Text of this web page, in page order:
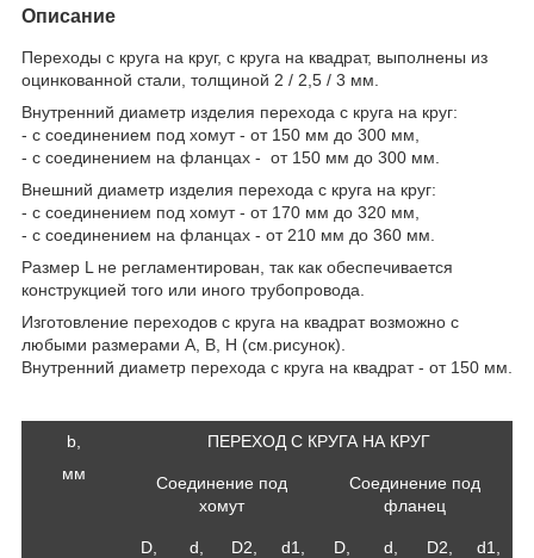
Описание
Переходы с круга на круг, с круга на квадрат, выполнены из
оцинкованной стали, толщиной 2 / 2,5 / 3 мм.
Внутренний диаметр изделия перехода с круга на круг:
- с соединением под хомут - от 150 мм до 300 мм,
- с соединением на фланцах - от 150 мм до 300 мм.
Внешний диаметр изделия перехода с круга на круг:
- с соединением под хомут - от 170 мм до 320 мм,
- с соединением на фланцах - от 210 мм до 360 мм.
Размер L не регламентирован, так как обеспечивается
конструкцией того или иного трубопровода.
Изготовление переходов с круга на квадрат возможно с
любыми размерами А, В, Н (см.рисунок).
Внутренний диаметр перехода с круга на квадрат - от 150 мм.
b,
мм
ПЕРЕХОД С КРУГА НА КРУГ
Соединение под
хомут
Соединение под
фланец
D,
d,
D2,
d1,
D,
d,
D2,
d1,